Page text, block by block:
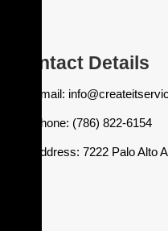
Contact Details
Email:
Phone: (786) 822-6154
Address: 7222 Palo Alto